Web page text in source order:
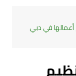
الدواء 2025” تختتم أعمالها في دبي